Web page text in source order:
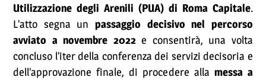
Utilizzazione degli Arenili (PUA) di Roma Capitale.
L’atto segna un passaggio decisivo nel percorso
avviato a novembre 2022e consentirà, una volta
concluso l’iter della conferenza dei servizi decisoria e
dell’approvazione finale, di procedere alla messa a